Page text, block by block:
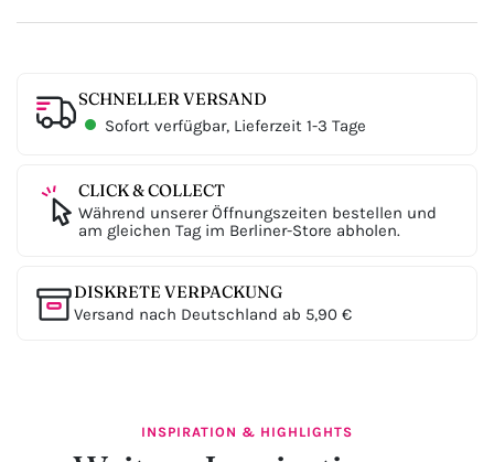
SCHNELLER VERSAND
Sofort verfügbar, Lieferzeit 1-3 Tage
CLICK & COLLECT
Während unserer Öffnungszeiten bestellen und
am gleichen Tag im Berliner-Store abholen.
DISKRETE VERPACKUNG
Versand nach Deutschland ab 5,90 €
INSPIRATION & HIGHLIGHTS